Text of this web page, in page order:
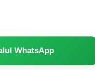
WhatsApp